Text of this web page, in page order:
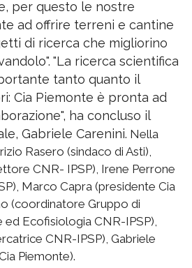
per questo le nostre
ad offrire terreni e cantine
di ricerca che migliorino
"La ricerca scientifica
tanto quanto il
Cia Piemonte è pronta ad
ha concluso il
Gabriele Carenini. Nella
Rasero (sindaco di Asti),
CNR- IPSP), Irene Perrone
Marco Capra (presidente Cia
(coordinatore Gruppo di
Ecofisiologia CNR-IPSP),
CNR-IPSP), Gabriele
Piemonte).